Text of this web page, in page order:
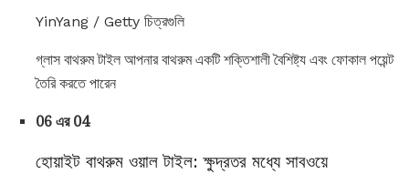
YinYang / Getty চিত্রগুলি
গ্লাস বাথরুম টাইল আপনার বাথরুম একটি শক্তিশালী বৈশিষ্ট্য এবং ফোকাল পয়েন্ট
তৈরি করতে পারেন
06 এর 04
হোয়াইট বাথরুম ওয়াল টাইল: ক্ষুদ্রতর মধ্যে সাবওয়ে